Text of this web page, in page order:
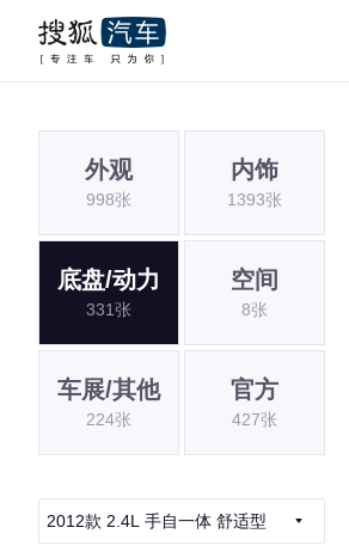
外观
998张
内饰
1393张
底盘/动力
331张
空间
8张
车展/其他
224张
官方
427张
2012款 2.4L 手自一体 舒适型